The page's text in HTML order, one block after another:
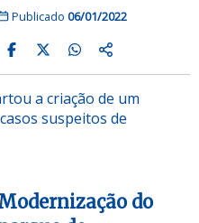
Publicado 06/01/2022
a criação de um
suspeitos de
do